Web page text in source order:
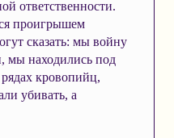
ответственности.
проигрышем
сказать: мы войну
мы находились под
кровопийц,
убивать, а